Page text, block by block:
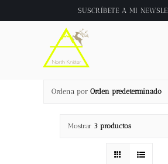
al
SUSCRÍBETE A MI
Inicio
About
Tienda
Ordena por Orden predeterminado
Mostrar 3 productos